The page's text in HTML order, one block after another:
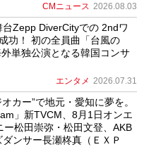
CMニュース 2026.08.03
Zepp DiverCityでの 2ndワ
功！ 初の全員曲「台風の
単独公演となる韓国コンサ
エンタメ 2026.07.31
カー”で地元・愛知に夢を。
」新TVCM、8月1日オンエ
松田崇弥・松田文登、AKB
ンサー長瀬柊真（ＥＸＰ